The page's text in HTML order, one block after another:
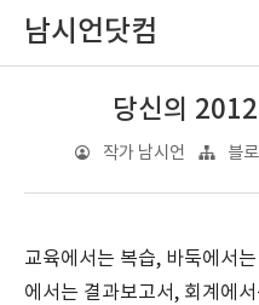
남시언닷컴
당신의
작가 남시언 블
교육에서는 복습, 바둑에서
에서는 결과보고서, 회계에